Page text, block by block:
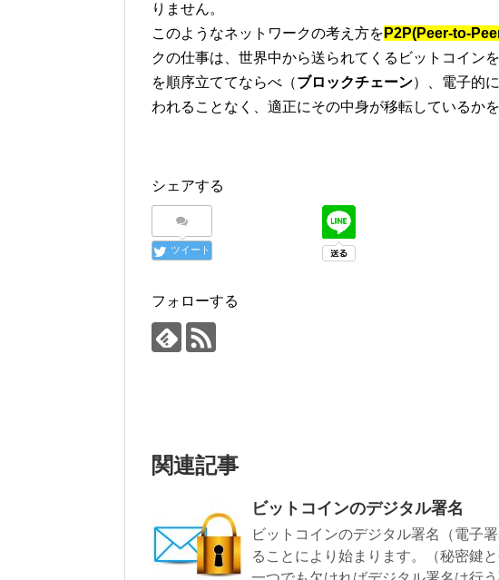
りません。
このようなネットワークの考え方を P2P(Peer-to-
クの仕事は、世界中から送られてくるビットコイン
を順序立ててならべ（ブロックチェーン）、電子的
われることなく、適正にその中身が移転しているか
シェアする
ツイート
フォローする
関連記事
ビットコインのデジタル署名
ビットコインのデジタル署名（電子
ることにより始まります。（秘密鍵